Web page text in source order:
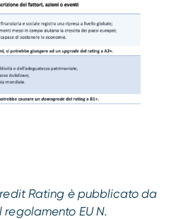
Rating è pubblicato da
EU N.